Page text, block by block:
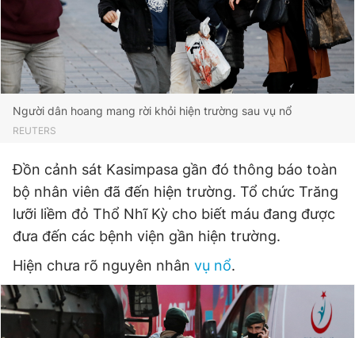
Người dân hoang mang rời khỏi hiện trường sau vụ nổ
REUTERS
Đồn cảnh sát Kasimpasa gần đó thông báo toàn
bộ nhân viên đã đến hiện trường. Tổ chức Trăng
lưỡi liềm đỏ Thổ Nhĩ Kỳ cho biết máu đang được
đưa đến các bệnh viện gần hiện trường.
Hiện chưa rõ nguyên nhân vụ nổ.